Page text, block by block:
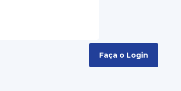
Faça o Login